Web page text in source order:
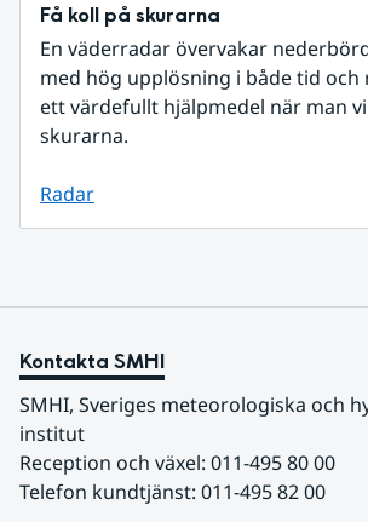
Få koll på skurarna
En väderradar övervakar
med hög upplösning i både tid och
ett värdefullt hjälpmedel när man
skurarna.
Radar
Kontakta SMHI
SMHI, Sveriges meteorologiska och
institut
Reception och växel: 011-495 80 00
Telefon kundtjänst: 011-495 82 00